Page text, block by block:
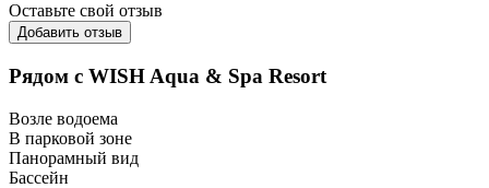
Оставьте свой отзыв
Добавить отзыв
Рядом с WISH Aqua & Spa Resort
Возле водоема
В парковой зоне
Панорамный вид
Бассейн